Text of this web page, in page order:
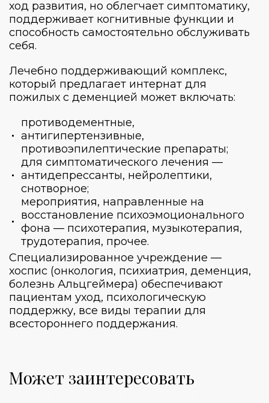
ход развития, но облегчает симптоматику,
поддерживает когнитивные функции и
способность самостоятельно обслуживать
себя.
Лечебно поддерживающий комплекс,
который предлагает интернат для
пожилых с деменцией может включать:
противодементные,
антигипертензивные,
противоэпилептические препараты;
для симптоматического лечения —
антидепрессанты, нейролептики,
снотворное;
мероприятия, направленные на
восстановление психоэмоционального
фона — психотерапия, музыкотерапия,
трудотерапия, прочее.
Специализированное учреждение —
хоспис (онкология, психиатрия, деменция,
болезнь Альцгеймера) обеспечивают
пациентам уход, психологическую
поддержку, все виды терапии для
всестороннего поддержания.
Может заинтересовать